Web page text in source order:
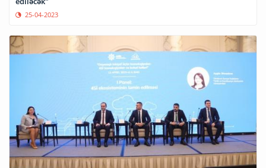
25-04-2023